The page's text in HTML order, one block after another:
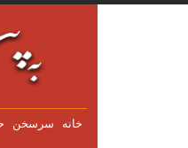
خانه سرسخن